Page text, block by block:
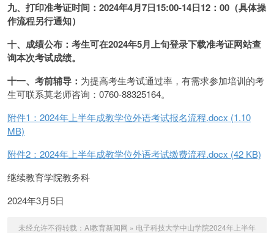
九、打印准考证时间： 2024年4月7日15:00-14日12：00（具体操
作流程另行通知）
十、成绩公布： 考生可在2024年5月上旬登录下载准考证网站查
询本次考试成绩。
十一、考前辅导： 为提高考生考试通过率，有需求参加培训的考
生可联系莫老师咨询：0760-88325164。
附件1：2024年上半年成教学位外语考试报名流程.docx (1.10
MB)
附件2：2024年上半年成教学位外语考试缴费流程.docx (42 KB)
继续教育学院教务科
2024年3月5日
未经允许不得转载： AI教育新闻网 » 电子科技大学中山学院2024年上半年